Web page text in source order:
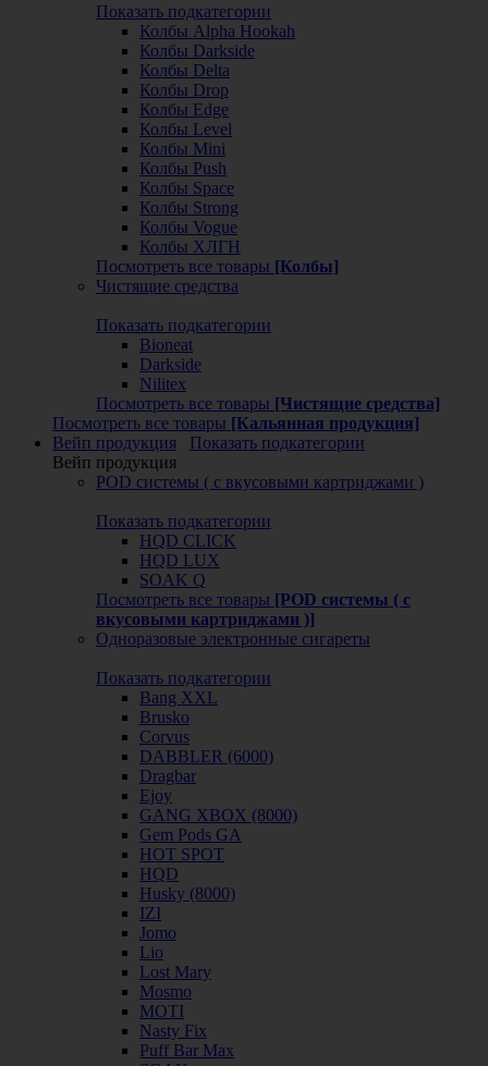
Показать подкатегории
Колбы Alpha Hookah
Колбы Darkside
Колбы Delta
Колбы Drop
Колбы Edge
Колбы Level
Колбы Mini
Колбы Push
Колбы Space
Колбы Strong
Колбы Vogue
Колбы ХЛГН
Посмотреть все товары [Колбы]
Чистящие средства
Показать подкатегории
Bioneat
Darkside
Nilitex
Посмотреть все товары [Чистящие средства]
Посмотреть все товары [Кальянная продукция]
Вейп продукция
Показать подкатегории
Вейп продукция
POD системы ( с вкусовыми картриджами )
Показать подкатегории
HQD CLICK
HQD LUX
SOAK Q
Посмотреть все товары [POD системы ( с
вкусовыми картриджами )]
Одноразовые электронные сигареты
Показать подкатегории
Bang XXL
Brusko
Corvus
DABBLER (6000)
Dragbar
Ejoy
GANG XBOX (8000)
Gem Pods GA
HOT SPOT
HQD
Husky (8000)
IZI
Jomo
Lio
Lost Mary
Mosmo
MOTI
Nasty Fix
Puff Bar Max